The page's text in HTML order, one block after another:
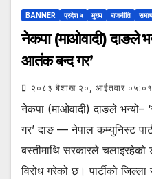
BANNER प्रदेश ५ मुख्य राजनीति
नेकपा (माओवादी) दाङले
आतंक बन्द गर’
२०८३ बैशाख २०, आईतवार
नेकपा (माओवादी) दाङले भन्यो–
गर’ दाङ — नेपाल कम्युनिस्ट
बस्तीमाथि सरकारले चलाइरहेको
विरोध गरेको छ। पार्टीको जिल्ला